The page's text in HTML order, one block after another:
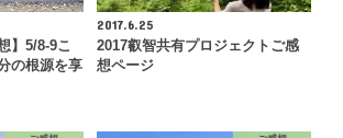
】5/8-9こ
の根源を享
2017.6.25
2017叡智共有プロジェクトご感
想ページ